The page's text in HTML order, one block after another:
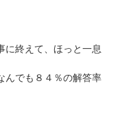
に終えて、ほっと一息
んでも８４％の解答率